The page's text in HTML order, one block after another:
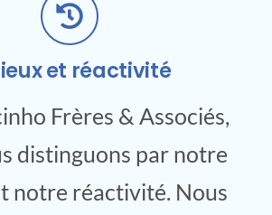
et réactivité
Frères & Associés,
distinguons par notre
notre réactivité. Nous